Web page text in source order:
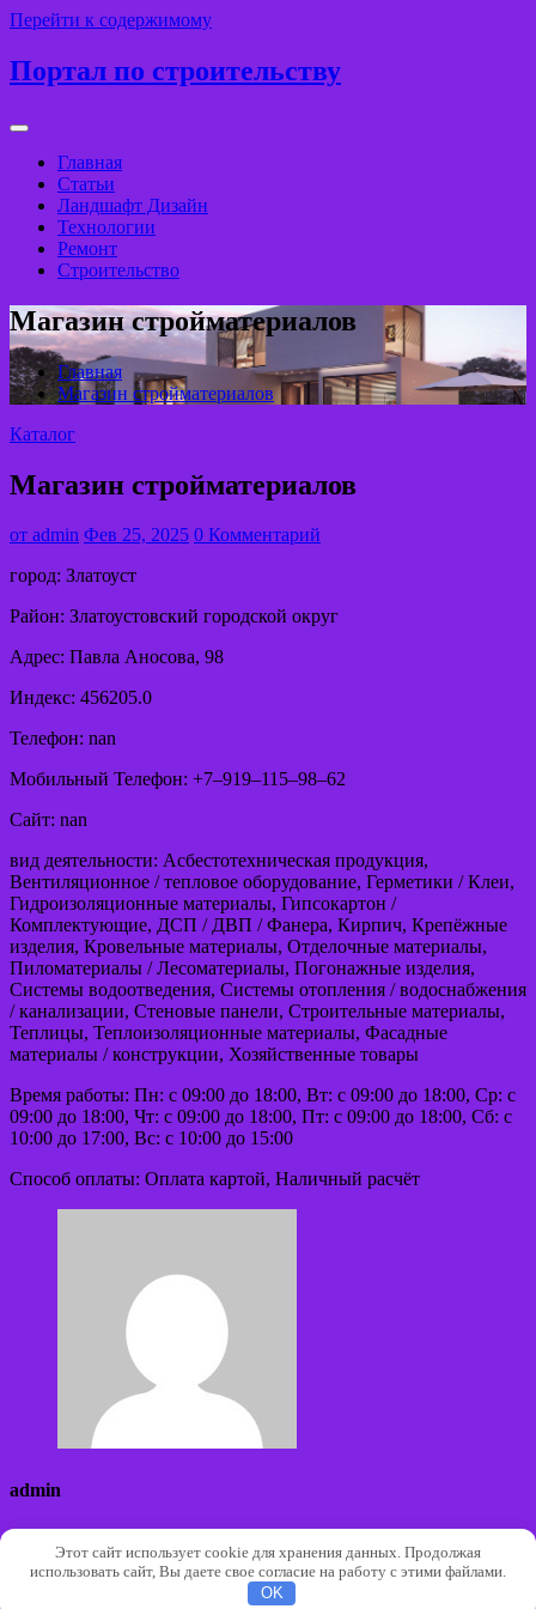
Перейти к содержимому
Портал по строительству
Главная
Статьи
Ландшафт Дизайн
Технологии
Ремонт
Строительство
Магазин стройматериалов
Главная
Магазин стройматериалов
Каталог
Магазин стройматериалов
от admin Фев 25, 2025 0 Комментарий
город: Златоуст
Район: Златоустовский городской округ
Адрес: Павла Аносова, 98
Индекс: 456205.0
Телефон: nan
Мобильный Телефон: +7‒919‒115‒98‒62
Сайт: nan
вид деятельности: Асбестотехническая продукция,
Вентиляционное / тепловое оборудование, Герметики / Клеи,
Гидроизоляционные материалы, Гипсокартон /
Комплектующие, ДСП / ДВП / Фанера, Кирпич, Крепёжные
изделия, Кровельные материалы, Отделочные материалы,
Пиломатериалы / Лесоматериалы, Погонажные изделия,
Системы водоотведения, Системы отопления / водоснабжения
/ канализации, Стеновые панели, Строительные материалы,
Теплицы, Теплоизоляционные материалы, Фасадные
материалы / конструкции, Хозяйственные товары
Время работы: Пн: с 09:00 до 18:00, Вт: с 09:00 до 18:00, Ср: с
09:00 до 18:00, Чт: с 09:00 до 18:00, Пт: с 09:00 до 18:00, Сб: с
10:00 до 17:00, Вс: с 10:00 до 15:00
Способ оплаты: Оплата картой, Наличный расчёт
admin
Сайт:
Авторские права © 2026 | Работает наWordPress |Тема
Этот сайт использует cookie для хранения данных. Продолжая
использовать сайт, Вы даете свое согласие на работу с этими файлами.
OK